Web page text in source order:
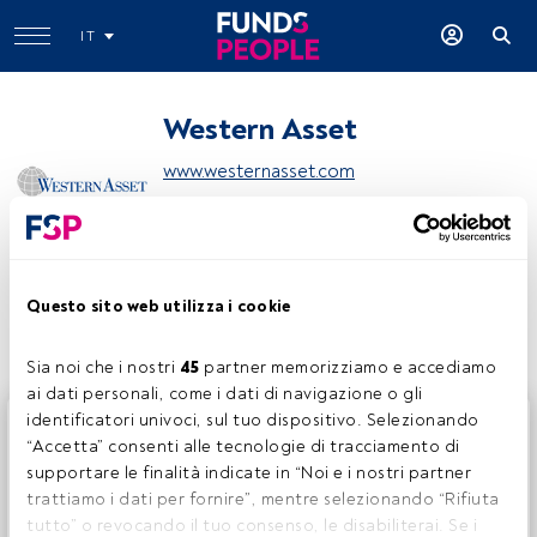
Questo sito web utilizza i cookie
Sia noi che i nostri 45 partner memorizziamo e accediamo
ai dati personali, come i dati di navigazione o gli
identificatori univoci, sul tuo dispositivo. Selezionando
“Accetta” consenti alle tecnologie di tracciamento di
supportare le finalità indicate in “Noi e i nostri partner
trattiamo i dati per fornire”, mentre selezionando “Rifiuta
tutto” o revocando il tuo consenso, le disabiliterai. Se i
IT
Western Asset
www.westernasset.com
Questo è un articolo riservato agli utenti FundsPeople. Se
sei già registrato, accedi tramite il pulsante Login. Se non
hai ancora un account, ti invitiamo a registrarti per scoprire
tutti i contenuti che FundsPeople ha da offrire.